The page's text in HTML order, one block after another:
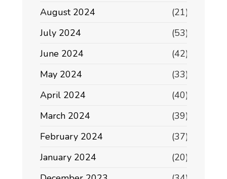
August 2024
(21)
July 2024
(53)
June 2024
(42)
May 2024
(33)
April 2024
(40)
March 2024
(39)
February 2024
(37)
January 2024
(20)